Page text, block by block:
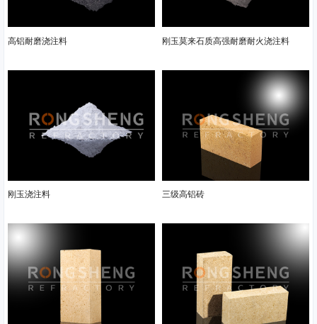
高铝耐磨浇注料 刚玉莫来石质高强耐磨耐火浇注料
刚玉浇注料 三级高铝砖